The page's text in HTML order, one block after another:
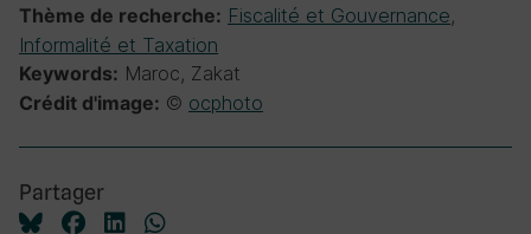
Thème de recherche: Fiscalité et Gouvernance,
Informalité et Taxation
Keywords: Maroc, Zakat
Crédit d'image: © ocphoto
Partager